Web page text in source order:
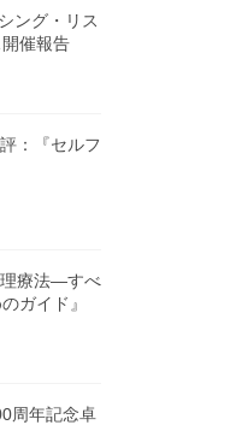
ング・リス
催報告
：『セルフ
療法—すべ
ガイド』
周年記念卓